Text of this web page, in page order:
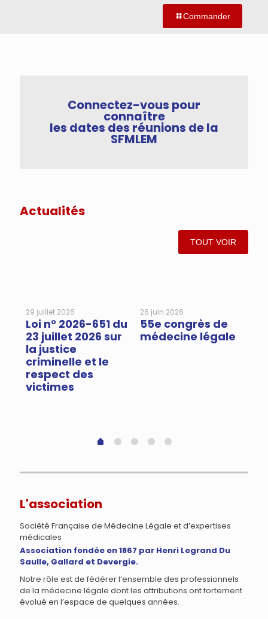
Commander
Connectez-vous pour
connaître
les dates des réunions de la
SFMLEM
Actualités
TOUT VOIR
29 juillet 2026
Loi n° 2026-651 du
23 juillet 2026 sur
la justice
criminelle et le
respect des
victimes
26 juin 2026
55e congrès de
médecine légale
L'association
Société Française de Médecine Légale et d’expertises
médicales
Association fondée en 1867 par Henri Legrand Du
Saulle, Gallard et Devergie.
Notre rôle est de fédérer l’ensemble des professionnels
de la médecine légale dont les attributions ont fortement
évolué en l’espace de quelques années.